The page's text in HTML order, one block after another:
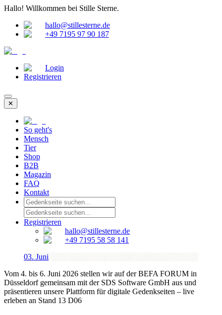
Hallo! Willkommen bei Stille Sterne.
hallo@stillesterne.de
+49 7195 97 90 187
Login
Registrieren
✕
So geht's
Mensch
Tier
Shop
B2B
Magazin
FAQ
Kontakt
Registrieren
hallo@stillesterne.de
+49 7195 58 58 141
03. Juni
Vom 4. bis 6. Juni 2026 stellen wir auf der BEFA FORUM in
Düsseldorf gemeinsam mit der SDS Software GmbH aus und
präsentieren unsere Plattform für digitale Gedenkseiten – live
erleben an Stand 13 D06